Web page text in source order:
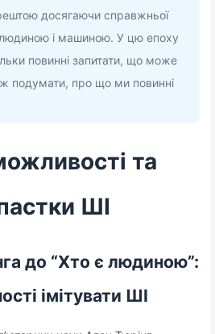
досягаючи справжньої
людиною і машиною. У цю епоху
повинні запитати, що може
подумати, про що ми повинні
та
ШІ
до “Хто є людиною”:
імітувати ШІ